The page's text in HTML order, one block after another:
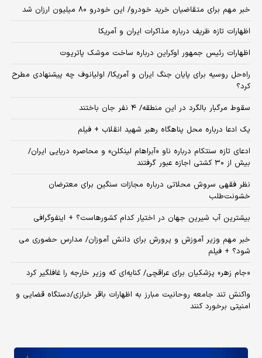
خبر مهم برای متقاضیان خرید خودرو/ این خودرو ۸۰ میلیون ارزان شد
اظهارات تازه ظریف درباره مذاکرات ایران و آمریکا
اظهارات رئیس جمهور اوکراین درباره ساخت موشک پاتریوت
راه‌حل روسیه برای پایان جنگ ایران و آمریکا/ اولیانوف چه پیشنهادی مطرح
کرد؟
سقوط مرگبار بالگرد در این منطقه/ ۴ نفر جان باختند
یک ادعا درباره محل پناهگاه‌ رهبر شهید انقلاب + فیلم
ادعای تازه سنتکام درباره ناو «آبراهام لینکلن» و محاصره دریایی ایران/
بیش از ۳۰ کشتی اجازه عبور گرفتند
نظر فقهی سروش محلاتی درباره مجازات سنگین برای معترضان
خشونت‌طلب
بیشترین آب شیرین جهان در اختیار کدام کشورهاست؟ + اینفوگرافی
خبر مهم وزیر آموزش و پرورش برای دانش آموزان/ مدارس حضوری می
شود؟ + فیلم
«جام زهر» پزشکیان برای عراقچی/ کنایه‌ای که وزیر خارجه را غافلگیر کرد
واکنش تند جامعه روحانیت مبارز به اظهارات باقر خرازی/دستگاه قضایی و
امنیتی برخورد کنند